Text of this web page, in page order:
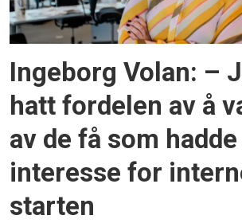
Ingeborg Volan: –
hatt fordelen av å
av de få som hadde
interesse for
starten